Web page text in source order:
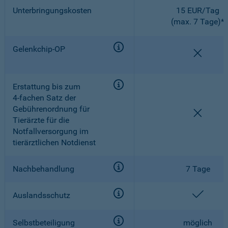
Unterbringungskosten
15 EUR/Tag
(max. 7 Tage)*
Gelenkchip-OP
Erstattung bis zum
4-fachen Satz der
Gebührenordnung für
Tierärzte für die
Notfallversorgung im
tierärztlichen Notdienst
Nachbehandlung 7 Tage
Auslandsschutz
Selbstbeteiligung möglich